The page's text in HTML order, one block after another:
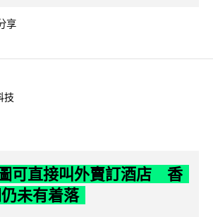
享
技
可直接叫外賣訂酒店 香
未有着落